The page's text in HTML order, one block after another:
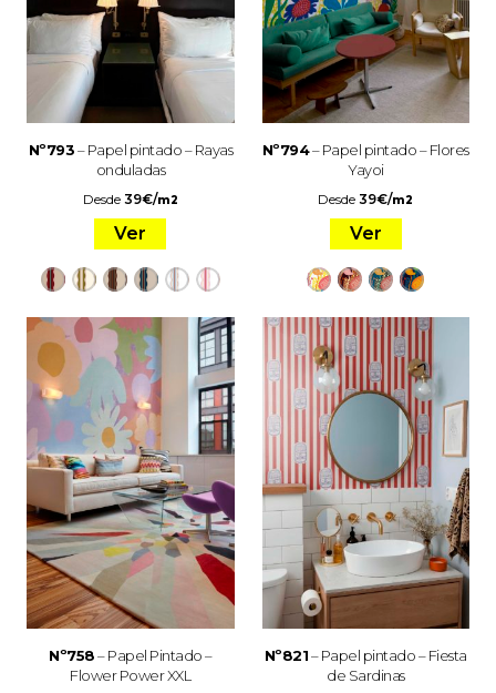
Nº793– Papel pintado – Rayas
onduladas
Desde 39€/m2
Ver
Nº794– Papel pintado – Flores
Yayoi
Desde39€/m2
Ver
Nº758– Papel Pintado –
Flower Power XXL
Nº821– Papel pintado – Fiesta
de Sardinas